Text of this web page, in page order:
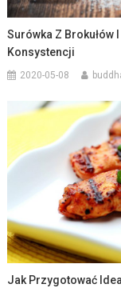
Surówka Z Brokułów
Konsystencji
2020-05-08
Jak Przygotować